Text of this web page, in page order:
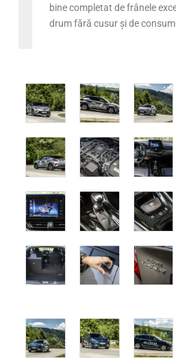
bine completat de frânele
drum fără cusur și de